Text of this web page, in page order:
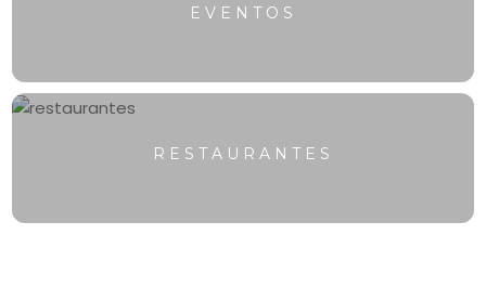
EVENTOS
RESTAURANTES